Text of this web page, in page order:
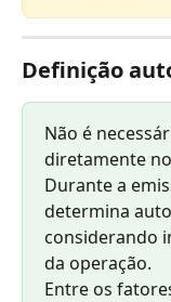
Definição
Não é
diretamente
Durante a
determina
considerando
da operação.
Entre os